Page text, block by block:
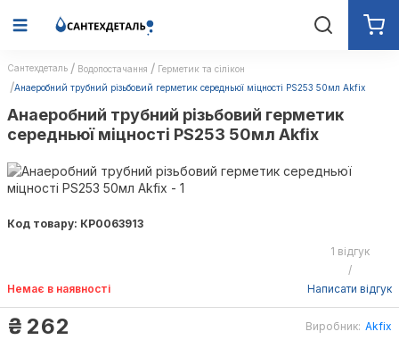
Сантехдеталь Водопостачання
Герметик та сілікон
Анаеробний трубний різьбовий герметик середньюї міцності PS253 50мл Akfix
Анаеробний трубний різьбовий герметик
середньюї міцності PS253 50мл Akfix
Код товару: КР0063913
Немає в наявності
1 відгук
/
Написати відгук
₴ 262 Виробник: Akfix